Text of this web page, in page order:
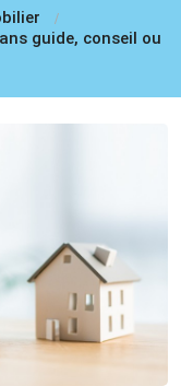
guide, conseil ou